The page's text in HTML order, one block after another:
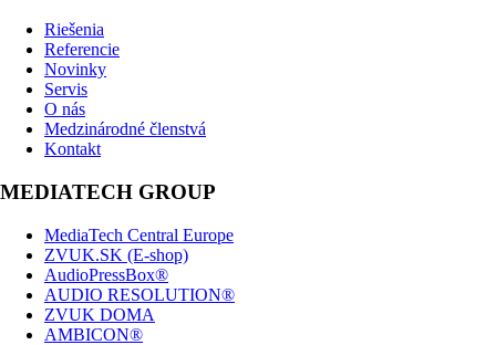
Riešenia
Referencie
Novinky
Servis
O nás
Medzinárodné členstvá
Kontakt
MEDIATECH GROUP
MediaTech Central Europe
ZVUK.SK (E-shop)
AudioPressBox®
AUDIO RESOLUTION®
ZVUK DOMA
AMBICON®